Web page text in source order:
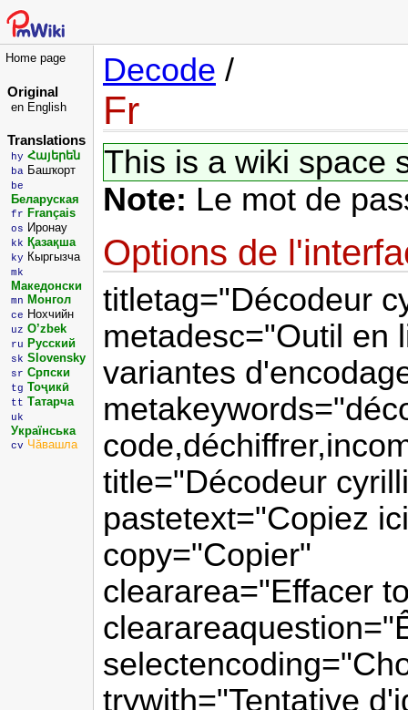
Decode /
Fr
This is a wiki space
Note: Le mot de
Options de
titletag="Décodeur
metadesc="Outil en
variantes
title="Décodeur
pastetext="Copiez
copy="Copier"
cleararea="Effacer
trywith="Tentative
Home page
Original
en English
Translations
hy Հայերեն
ba Башҡорт
be
Беларуская
fr Français
os Иронау
kk Қазақша
ky Кыргызча
mk
Македонски
mn Монгол
ce Нохчийн
uz O’zbek
ru Русский
sk Slovensky
sr Српски
tg Тоҷикӣ
tt Татарча
uk
Українська
cv Чăвашла